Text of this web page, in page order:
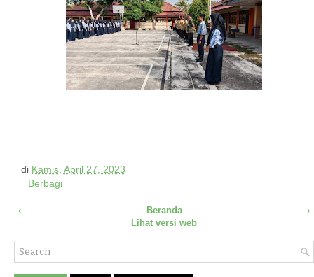
di Kamis, April 27, 2023
Berbagi
‹ ›
Beranda
Lihat versi web